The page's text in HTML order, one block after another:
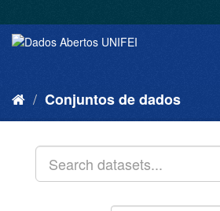
Conjuntos de dados